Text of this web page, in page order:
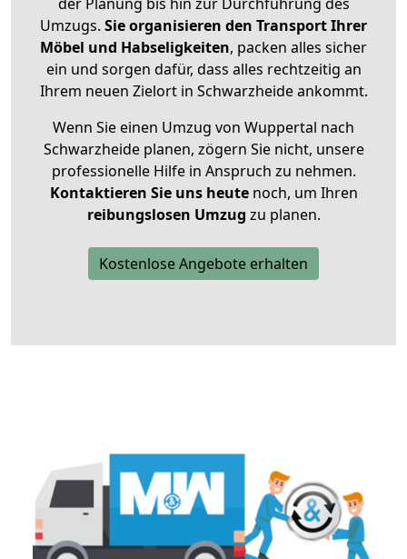
Umzugs. Sie organisieren den Transport Ihrer
Möbel und Habseligkeiten, packen alles sicher
ein und sorgen dafür, dass alles rechtzeitig an
Ihrem neuen Zielort in Schwarzheide ankommt.
Wenn Sie einen Umzug von Wuppertal nach
Schwarzheide planen, zögern Sie nicht, unsere
professionelle Hilfe in Anspruch zu nehmen.
Kontaktieren Sie uns heutenoch, um Ihren
reibungslosen Umzug zu planen.
Kostenlose Angebote erhalten